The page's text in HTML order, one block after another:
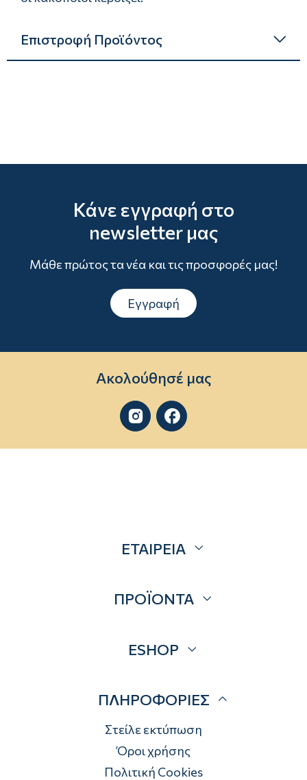
Επιστροφή Προϊόντος
Κάνε εγγραφή στο
newsletter μας
Μάθε πρώτος τα νέα και τις προσφορές μας!
Εγγραφή
Ακολούθησέ μας
 
ΕΤΑΙΡΕΙΑ
Επικοινωνία
ΠΡΟΪΟΝΤΑ
Brands
ESHOP
Τρόποι αποστολής
Τρόποι πληρωμής
Επιστροφές
ΠΛΗΡΟΦΟΡΙΕΣ
Στείλε εκτύπωση
Όροι χρήσης
Πολιτική Cookies